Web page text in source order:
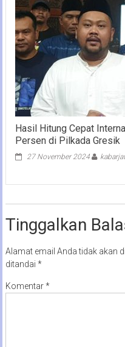
Hasil Hitung Cepat
Persen di Pilkada Gresik
27 November 2024
Tinggalkan
Alamat email Anda tidak akan
ditandai *
Komentar*